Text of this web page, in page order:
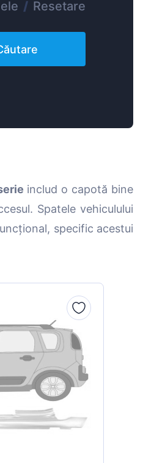
Magyar
Lietuvių
Hrvatski
/ Resetare
includ o capotă bine
Spatele vehiculului
specific acestui